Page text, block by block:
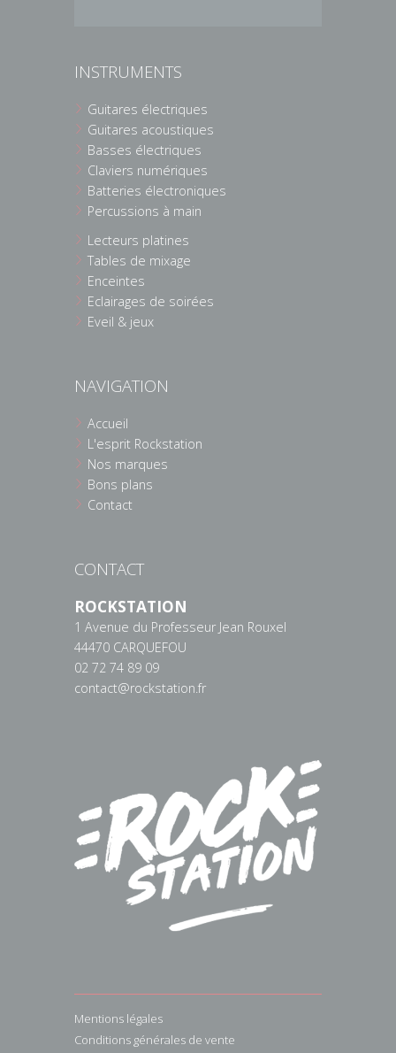
INSTRUMENTS
Guitares électriques
Guitares acoustiques
Basses électriques
Claviers numériques
Batteries électroniques
Percussions à main
Lecteurs platines
Tables de mixage
Enceintes
Eclairages de soirées
Eveil & jeux
NAVIGATION
Accueil
L'esprit Rockstation
Nos marques
Bons plans
Contact
CONTACT
ROCKSTATION
1 Avenue du Professeur Jean Rouxel
44470 CARQUEFOU
02 72 74 89 09
contact@rockstation.fr
Mentions légales
Conditions générales de vente